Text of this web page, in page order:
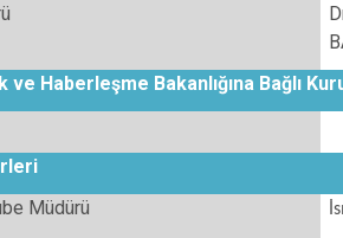
ve Haberleşme Bakanlığına Bağlı
Müdürü